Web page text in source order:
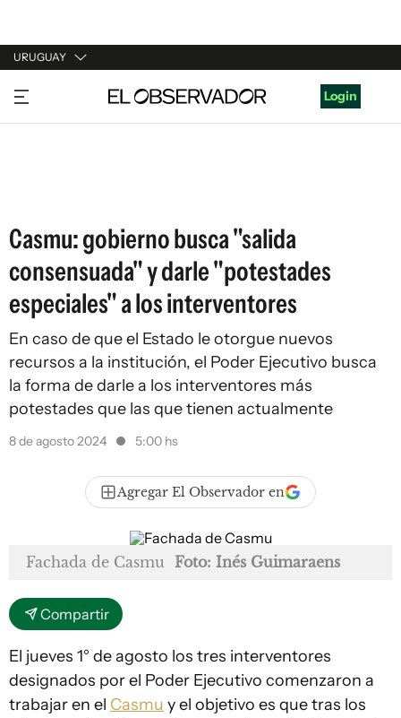
URUGUAY
URUGUAY
ARGENTINA
Login
Casmu: gobierno busca "salida
consensuada" y darle "potestades
especiales" a los interventores
En caso de que el Estado le otorgue nuevos
recursos a la institución, el Poder Ejecutivo busca
la forma de darle a los interventores más
potestades que las que tienen actualmente
8 de agosto 2024 5:00 hs
Agregar El Observador en
Fachada de Casmu Foto: Inés Guimaraens
Compartir
El jueves 1° de agosto los tres interventores
designados por el Poder Ejecutivo comenzaron a
trabajar en el Casmu y el objetivo es que tras los